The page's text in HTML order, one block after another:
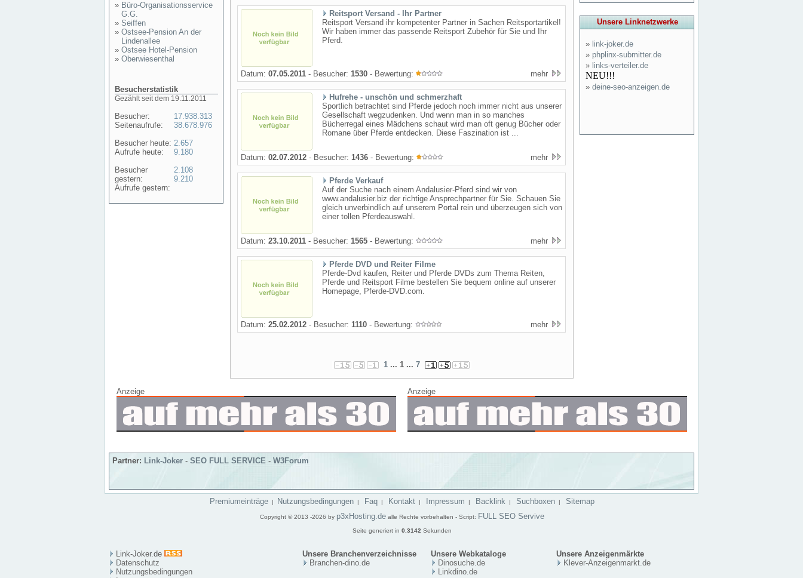
» Büro-Organisationsservice
G.G.
» Seiffen
» Ostsee-Pension An der
Lindenallee
» Ostsee Hotel-Pension
» Oberwiesenthal
Besucherstatistik
Gezählt seit dem 19.11.2011
Besucher:
Seitenaufrufe:
Besucher heute:
Aufrufe heute:
Besucher
gestern:
Aufrufe gestern:
17.938.313
38.678.976
2.657
9.180
2.108
9.210
Reitsport Versand - Ihr Partner
Reitsport Versand ihr kompetenter Partner in Sachen Reitsportartikel!
Wir haben immer das passende Reitsport Zubehör für Sie und Ihr
Pferd.
Datum: 07.05.2011 - Besucher: 1530 - Bewertung: mehr
Hufrehe - unschön und schmerzhaft
Sportlich betrachtet sind Pferde jedoch noch immer nicht aus unserer
Gesellschaft wegzudenken. Und wenn man in so manches
Bücherregal eines Mädchens schaut wird man oft genug Bücher oder
Romane über Pferde entdecken. Diese Faszination ist ...
Datum: 02.07.2012 - Besucher: 1436 - Bewertung: mehr
Pferde Verkauf
Auf der Suche nach einem Andalusier-Pferd sind wir von
www.andalusier.biz der richtige Ansprechpartner für Sie. Schauen Sie
gleich unverbindlich auf unserem Portal rein und überzeugen sich von
einer tollen Pferdeauswahl.
Datum: 23.10.2011 - Besucher: 1565 - Bewertung: mehr
Pferde DVD und Reiter Filme
Pferde-Dvd kaufen, Reiter und Pferde DVDs zum Thema Reiten,
Pferde und Reitsport Filme bestellen Sie bequem online auf unserer
Homepage, Pferde-DVD.com.
Datum: 25.02.2012 - Besucher: 1110 - Bewertung: mehr
1... 1 ... 7
Unsere Linknetzwerke
» link-joker.de
» phplinx-submitter.de
» links-verteiler.de
NEU!!!
» deine-seo-anzeigen.de
Anzeige Anzeige
Partner: Link-Joker - SEO FULL SERVICE - W3Forum
Premiumeinträge| Nutzungsbedingungen| Faq| Kontakt| Impressum | Backlink | Suchboxen| Sitemap
Copyright © 2013 -2026 by p3xHosting.dealle Rechte vorbehalten - Script: FULL SEO Servive
Seite generiert in 0.3142 Sekunden
Link-Joker.de Unsere Branchenverzeichnisse Unsere Webkataloge
Unsere Anzeigenmärkte
Datenschutz
Nutzungsbedingungen
Branchen-dino.de
Dinosuche.de
Linkdino.de
Klever-Anzeigenmarkt.de